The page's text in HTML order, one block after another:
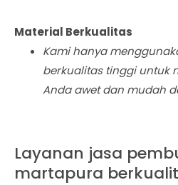
Material Berkualitas
Kami hanya
berkualitas tinggi untuk
Anda awet dan mudah
Layanan jasa
martapura